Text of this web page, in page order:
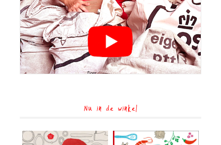
Nu in de winkel